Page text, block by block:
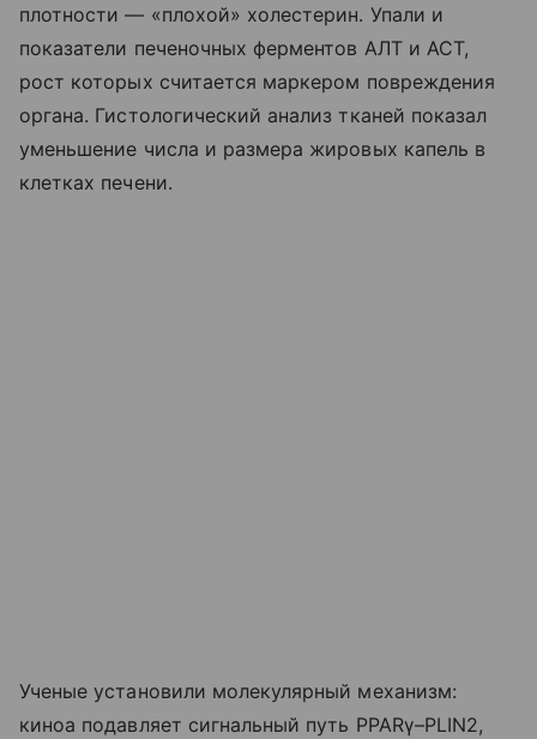
плотности — «плохой» холестерин. Упали и
показатели печеночных ферментов АЛТ и АСТ,
рост которых считается маркером повреждения
органа. Гистологический анализ тканей показал
уменьшение числа и размера жировых капель в
клетках печени.
Ученые установили молекулярный механизм:
киноа подавляет сигнальный путь PPARγ–PLIN2,